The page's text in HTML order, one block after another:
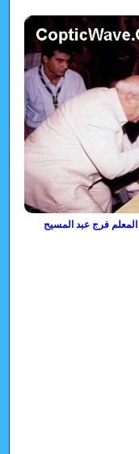
فرج عبد المسيح